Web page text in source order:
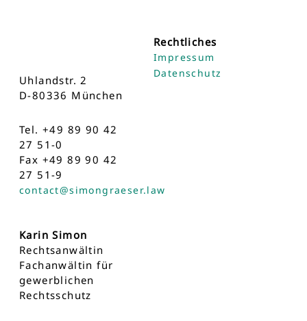
Uhlandstr. 2
D-80336 München
Tel. +49 89 90 42
27 51-0
Fax +49 89 90 42
27 51-9
contact@simongraeser.law
Karin Simon
Rechtsanwältin
Fachanwältin für
gewerblichen
Rechtsschutz
Rechtliches
Impressum
Datenschutz